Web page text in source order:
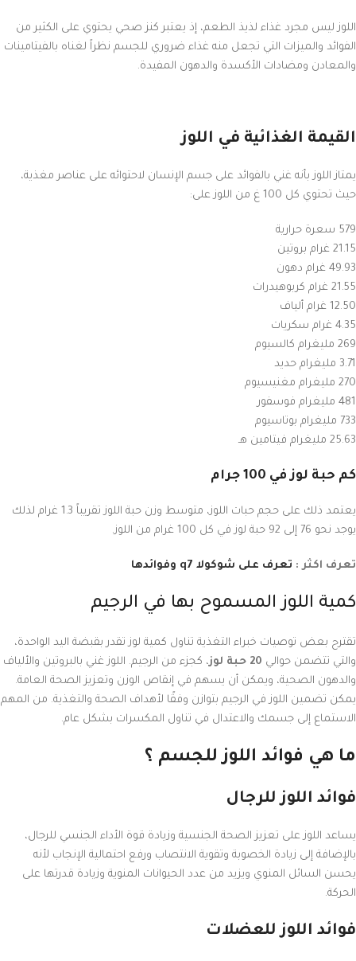
اللوز ليس مجرد غذاء لذيذ الطعم، إذ يعتبر كنز صحي يحتوي على الكثير من
الفوائد والميزات التي تجعل منه غذاء ضروري للجسم نظراً لغناه بالفيتامينات
والمعادن ومضادات الأكسدة والدهون المفيدة.
القيمة الغذائية في اللوز
يمتاز اللوز بأنه غني بالفوائد على جسم الإنسان لاحتوائه على عناصر مغذية،
حيث تحتوي كل 100 غ من اللوز على:
579 سعرة حرارية
21.15 غرام بروتين
49.93 غرام دهون
21.55 غرام كربوهيدرات
12.50 غرام ألياف
4.35 غرام سكريات
269 مليغرام كالسيوم
3.71 مليغرام حديد
270 مليغرام مغنيسيوم
481 مليغرام فوسفور
733 مليغرام بوتاسيوم
25.63 مليغرام فيتامين هـ
كم حبة لوز في 100 جرام
يعتمد ذلك على حجم حبات اللوز، متوسط وزن حبة اللوز تقريباً 1.3 غرام لذلك
يوجد نحو 76 إلى 92 حبة لوز في كل 100 غرام من اللوز.
تعرف اكثر : تعرف على شوكولا q7 وفوائدها
كمية اللوز المسموح بها في الرجيم
تقترح بعض توصيات خبراء التغذية تناول كمية لوز تقدر بقبضة اليد الواحدة،
والتي تتضمن حوالي
، كجزء من الرجيم. اللوز غني بالبروتين والألياف
والدهون الصحية، ويمكن أن يسهم في إنقاص الوزن وتعزيز الصحة العامة.
يمكن تضمين اللوز في الرجيم بتوازن وفقًا لأهداف الصحة والتغذية. من المهم
الاستماع إلى جسمك والاعتدال في تناول المكسرات بشكل عام.
ما هي فوائد اللوز للجسم ؟
فوائد اللوز للرجال
يساعد اللوز على تعزيز الصحة الجنسية وزيادة قوة الأداء الجنسي للرجال،
بالإضافة إلى زيادة الخصوبة وتقوية الانتصاب ورفع احتمالية الإنجاب لأنه
يحسن السائل المنوي ويزيد من عدد الحيوانات المنوية وزيادة قدرتها على
الحركة.
فوائد اللوز للعضلات